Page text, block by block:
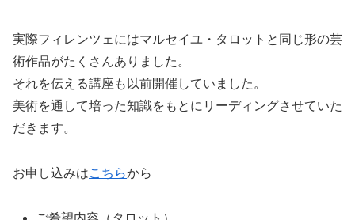
実際フィレンツェにはマルセイユ・タロットと同じ形の芸
術作品がたくさんありました。
それを伝える講座も以前開催していました。
美術を通して培った知識をもとにリーディングさせていた
だきます。
お申し込みはこちらから